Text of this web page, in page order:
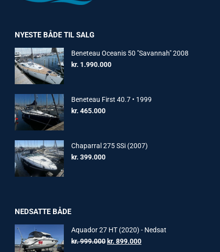
NYESTE BÅDE TIL SALG
Beneteau Oceanis 50 "Savannah" 2008
kr. 1.990.000
Beneteau First 40.7 • 1999
kr. 465.000
Chaparral 275 SSi (2007)
kr. 399.000
NEDSATTE BÅDE
Aquador 27 HT (2020) - Nedsat
kr.999.000Original
kr. 899.000Current